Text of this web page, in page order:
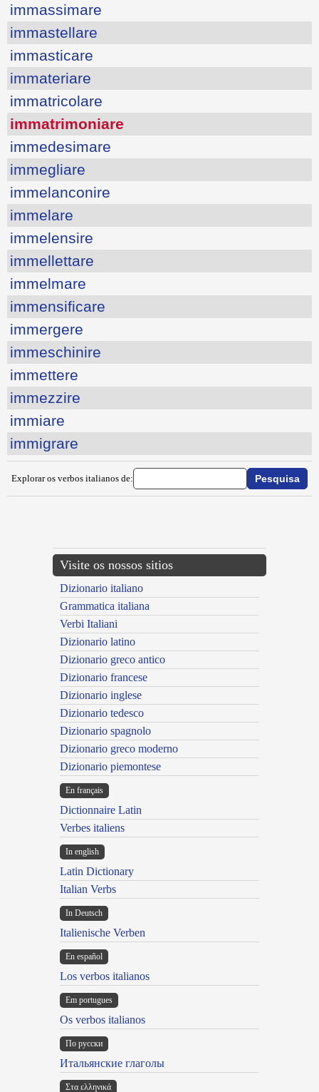
immassimare
immastellare
immasticare
immateriare
immatricolare
immatrimoniare
immedesimare
immegliare
immelanconire
immelare
immelensire
immellettare
immelmare
immensificare
immergere
immeschinire
immettere
immezzire
immiare
immigrare
Explorar os verbos italianos de:
Visite os nossos sitios
Dizionario italiano
Grammatica italiana
Verbi Italiani
Dizionario latino
Dizionario greco antico
Dizionario francese
Dizionario inglese
Dizionario tedesco
Dizionario spagnolo
Dizionario greco moderno
Dizionario piemontese
En français
Dictionnaire Latin
Verbes italiens
In english
Latin Dictionary
Italian Verbs
In Deutsch
Italienische Verben
En español
Los verbos italianos
Em portugues
Os verbos italianos
По русски
Итальянские глаголы
Στα ελληνικά